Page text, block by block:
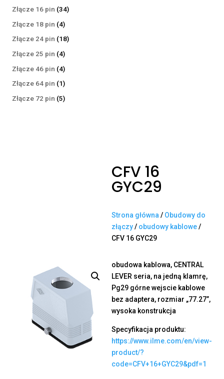
produkty
Złącze 16 pin 3434
Złącze 18 pin 44
produkty
Złącze 24 pin 1818
Złącze 25 pin 44
produkty
Złącze 46 pin 44
produkty
Złącze 64 pin 11
produkt
Złącze 72 pin 55
CFV 16
GYC29
Strona główna / Obudowy do
złączy/ obudowy kablowe/
CFV 16 GYC29
obudowa kablowa, CENTRAL
LEVER seria, na jedną klamrę,
Pg29 górne wejscie kablowe
bez adaptera, rozmiar „77.27”,
wysoka konstrukcja
Specyfikacja produktu:
https://www.ilme.com/en/view-
product/?
code=CFV+16+GYC29&pdf=1